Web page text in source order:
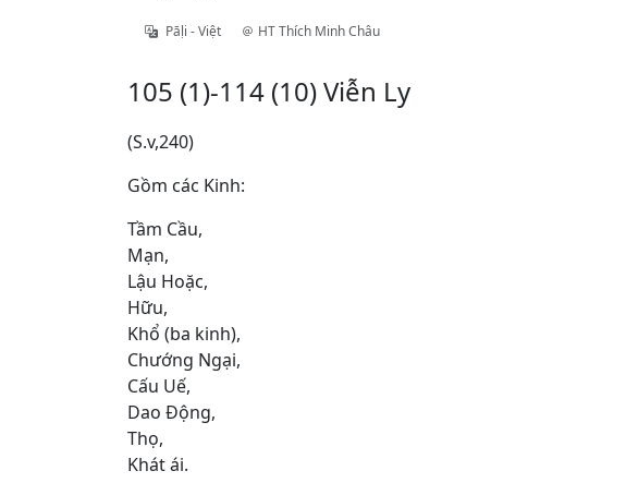
Pāḷi - Việt HT Thích Minh Châu
105 (1)-114 (10) Viễn Ly
(S.v,240)
Gồm các Kinh:
Tầm Cầu,
Mạn,
Lậu Hoặc,
Hữu,
Khổ (ba kinh),
Chướng Ngại,
Cấu Uế,
Dao Ðộng,
Thọ,
Khát ái.